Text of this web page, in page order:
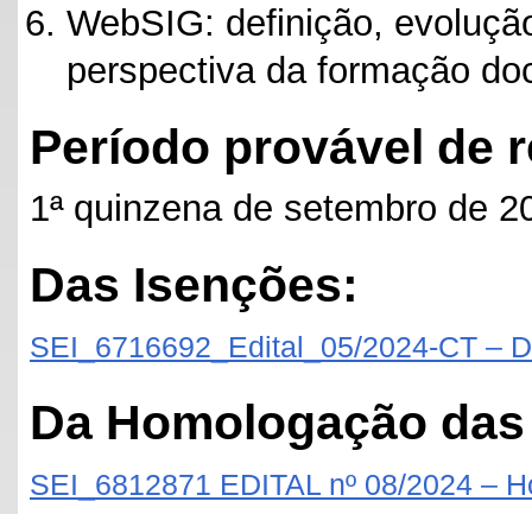
WebSIG: definição,
perspectiva da formação
Período provável de
1ª quinzena de setembro de
Das Isenções:
SEI_6716692_Edital_05/2024-CT –
Da Homologação
SEI_6812871 EDITAL nº 08/2024 –